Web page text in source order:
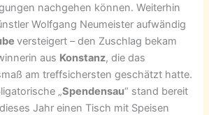
nachgehen können. Weiterhin
Wolfgang Neumeister aufwändig
versteigert – den Zuschlag bekam
aus Konstanz, die das
am treffsichersten geschätzt hatte.
„Spendensau“ stand bereit
Jahr einen Tisch mit Speisen